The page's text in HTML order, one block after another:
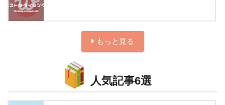
もっと見る
人気記事6選